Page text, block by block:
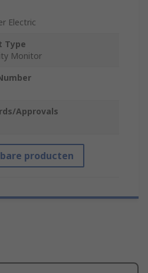
Electric
Type
Monitor
Approvals
producten